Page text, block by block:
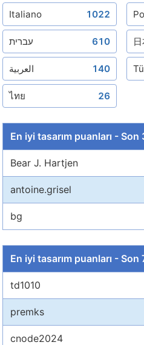
Italiano 1022
עברית 610
العربية 140
ไทย 26
En iyi tasarım puanları - Son
Bear J. Hartjen
antoine.grisel
bg
En iyi tasarım puanları - Son
td1010
premks
cnode2024